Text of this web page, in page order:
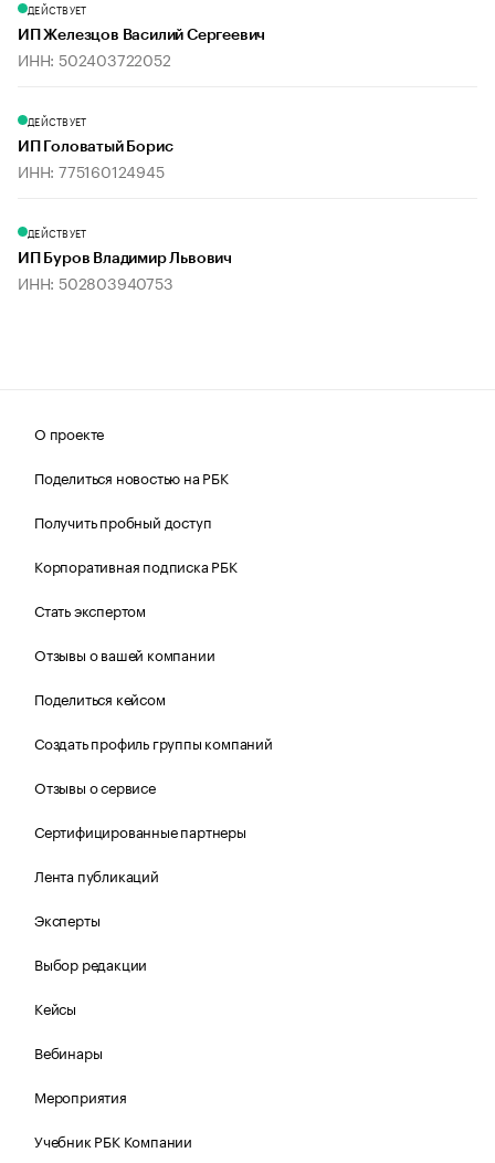
ДЕЙСТВУЕТ
ИП Железцов Василий Сергеевич
ИНН: 502403722052
ДЕЙСТВУЕТ
ИП Головатый Борис
ИНН: 775160124945
ДЕЙСТВУЕТ
ИП Буров Владимир Львович
ИНН: 502803940753
О проекте
Поделиться новостью на РБК
Получить пробный доступ
Корпоративная подписка РБК
Стать экспертом
Отзывы о вашей компании
Поделиться кейсом
Создать профиль группы компаний
Отзывы о сервисе
Сертифицированные партнеры
Лента публикаций
Эксперты
Выбор редакции
Кейсы
Вебинары
Мероприятия
Учебник РБК Компании